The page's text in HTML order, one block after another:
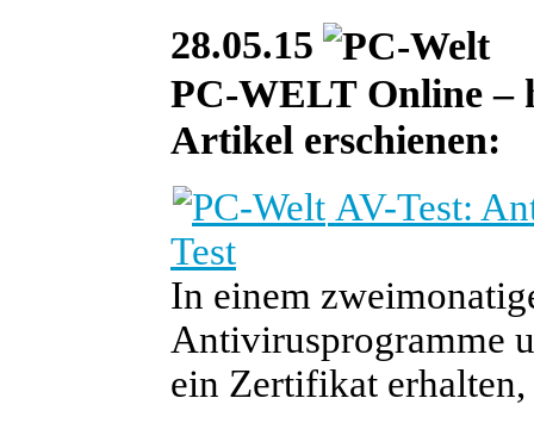
28.05.15
PC-WELT Online –
Artikel erschienen:
AV-Test:
Test
In einem
Antivirusprogramme
ein Zertifikat